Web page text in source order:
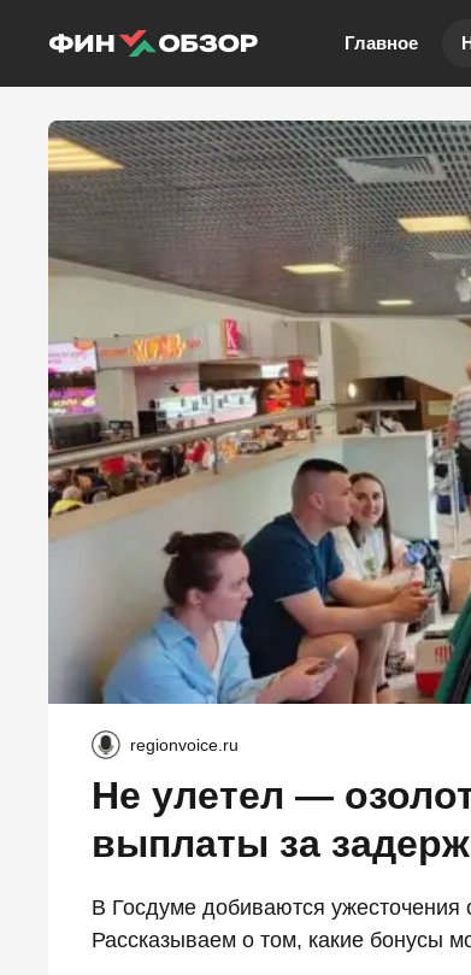
Главное
regionvoice.ru
Не улетел —
выплаты за
В Госдуме добиваются ужесточения
Рассказываем о том, какие бонусы